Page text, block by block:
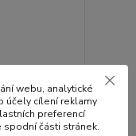
PAV/PVV
webu, analytické
účely cílení reklamy
preferencí
části stránek.